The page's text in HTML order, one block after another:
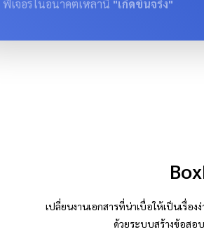
ฟีเจอร์ในอนาคตเหล่านี้ "เกิดขึ้นจริง"
เปลี่ยนงานเอกสารที่น่าเบื่อให้เป็นเรื่อ
ด้วยระบบสร้างข้อสอ